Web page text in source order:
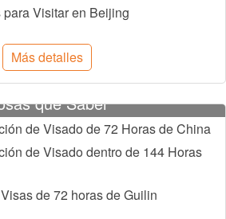
Visitar en Beijing
Más detalles
que Saber
de Visado de 72 Horas de China
de Visado dentro de 144 Horas
de 72 horas de Guilin